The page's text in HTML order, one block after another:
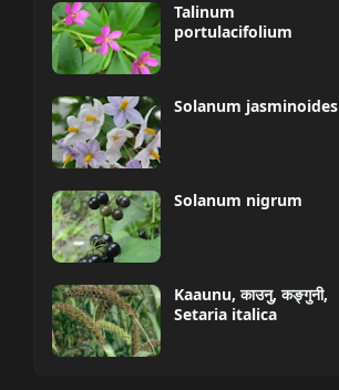
Talinum
portulacifolium
Solanum jasminoides
Solanum nigrum
Kaaunu, काउनु, कङ्गुनी,
Setaria italica